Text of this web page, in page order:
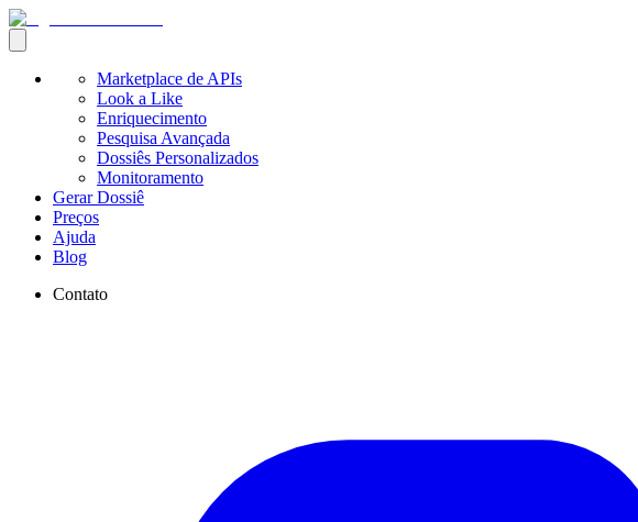
Marketplace de APIs
Look a Like
Enriquecimento
Pesquisa Avançada
Dossiês Personalizados
Monitoramento
Gerar Dossiê
Preços
Ajuda
Blog
Contato